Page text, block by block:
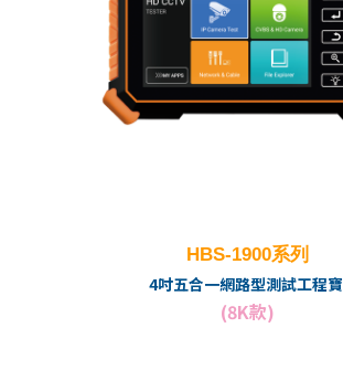
HBS-1900系列
4吋五合一網路型測試工程寶
(8K款)